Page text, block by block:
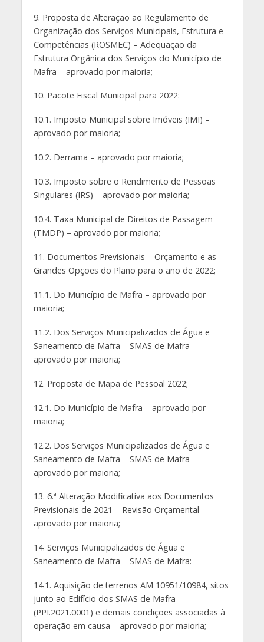
9. Proposta de Alteração ao Regulamento de
Organização dos Serviços Municipais, Estrutura e
Competências (ROSMEC) – Adequação da
Estrutura Orgânica dos Serviços do Município de
Mafra – aprovado por maioria;
10. Pacote Fiscal Municipal para 2022:
10.1. Imposto Municipal sobre Imóveis (IMI) –
aprovado por maioria;
10.2. Derrama – aprovado por maioria;
10.3. Imposto sobre o Rendimento de Pessoas
Singulares (IRS) – aprovado por maioria;
10.4. Taxa Municipal de Direitos de Passagem
(TMDP) – aprovado por maioria;
11. Documentos Previsionais – Orçamento e as
Grandes Opções do Plano para o ano de 2022;
11.1. Do Município de Mafra – aprovado por
maioria;
11.2. Dos Serviços Municipalizados de Água e
Saneamento de Mafra – SMAS de Mafra –
aprovado por maioria;
12. Proposta de Mapa de Pessoal 2022;
12.1. Do Município de Mafra – aprovado por
maioria;
12.2. Dos Serviços Municipalizados de Água e
Saneamento de Mafra – SMAS de Mafra –
aprovado por maioria;
13. 6.ª Alteração Modificativa aos Documentos
Previsionais de 2021 – Revisão Orçamental –
aprovado por maioria;
14. Serviços Municipalizados de Água e
Saneamento de Mafra – SMAS de Mafra:
14.1. Aquisição de terrenos AM 10951/10984, sitos
junto ao Edifício dos SMAS de Mafra
(PPI.2021.0001) e demais condições associadas à
operação em causa – aprovado por maioria;